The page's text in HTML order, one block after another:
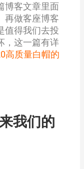
博客文章里面
再做客座博客
值得我们去投
，这一篇有详
高质量白帽的
我们的